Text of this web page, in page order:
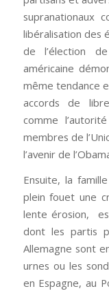
supranationaux
libéralisation des
de l’élection
américaine
même tendance
accords de
comme
membres de
l’avenir de
Ensuite, la
plein fouet une
lente érosion,
dont les partis
Allemagne sont
urnes ou les
en Espagne, au